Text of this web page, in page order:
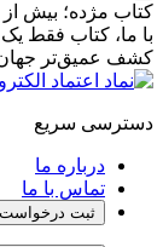
کتاب مژده؛ بیش
با ما، کتاب فقط
کشف عمیق‌تر
دسترسی سریع
درباره ما
تماس با ما
ثبت